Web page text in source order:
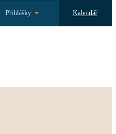
Přihlášky Kalendář